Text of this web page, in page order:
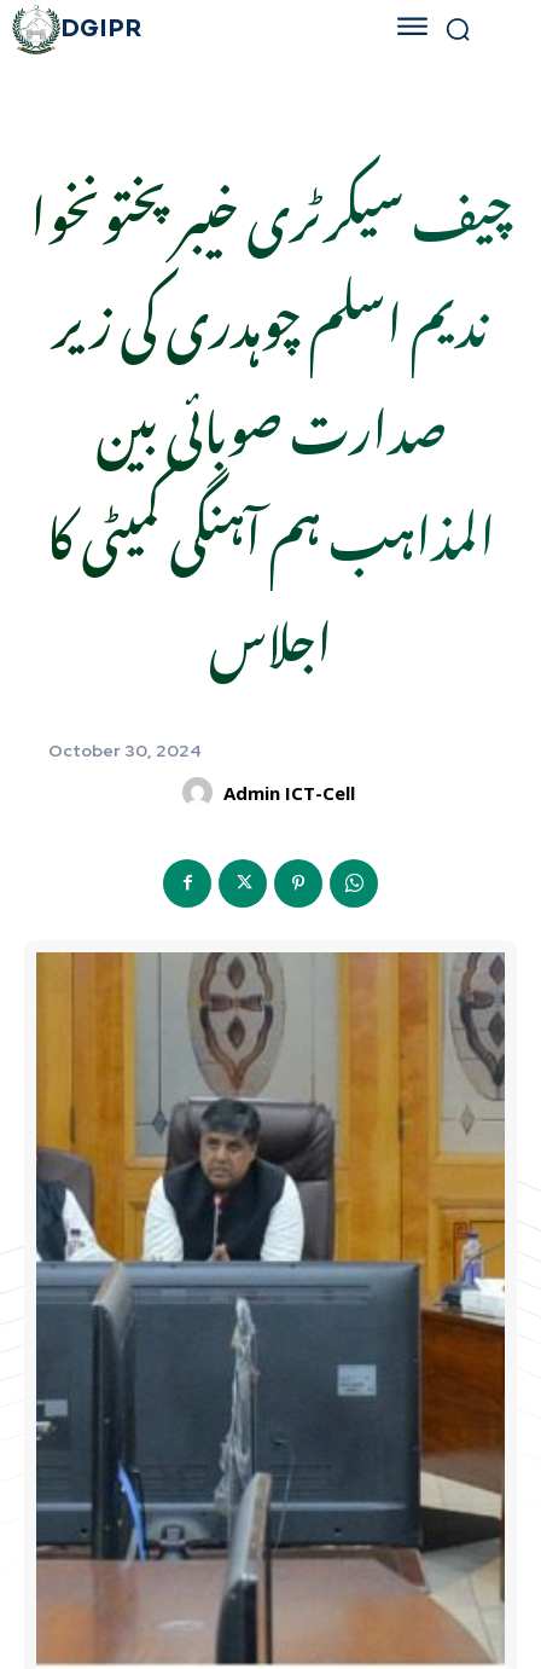
DGIPR
چیف سیکرٹری خیبرپختونخوا
ندیم اسلم چوہدری کی زیر
صدارت صوبائی بین
المذاہب ہم آہنگی کمیٹی کا
اجلاس
October 30, 2024
Admin ICT-Cell